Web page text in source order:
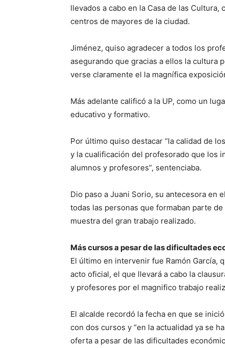
llevados a cabo en la Casa de las
centros de mayores de la ciudad.
Jiménez, quiso agradecer a todos los
asegurando que gracias a ellos la cultura
verse claramente el la magnífica
Más adelante calificó a la UP, como un
educativo y formativo.
Por último quiso destacar “la calidad de
y la cualificación del profesorado que los
alumnos y profesores”, sentenciaba.
Dio paso a Juani Sorio, su antecesora en
todas las personas que formaban parte
muestra del gran trabajo realizado.
Más cursos a pesar de las dificultades
El último en intervenir fue Ramón García,
acto oficial, el que llevará a cabo la
y profesores por el magnifico trabajo
El alcalde recordó la fecha en que se
con dos cursos y “en la actualidad ya se
oferta a pesar de las dificultades